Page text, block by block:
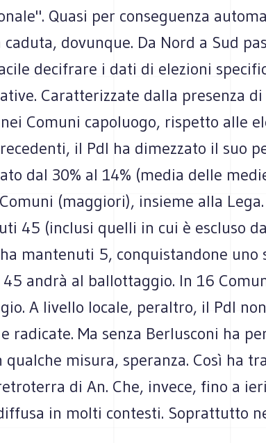
Quasi per conseguenza
dovunque. Da Nord a Sud
decifrare i dati di elezioni
Caratterizzate dalla presenza
Comuni capoluogo, rispetto alle
il Pdl ha dimezzato il suo
dal 30% al 14% (media delle
(maggiori), insieme alla
45 (inclusi quelli in cui è escluso
mantenuti 5, conquistandone uno
andrà al ballottaggio. In 16
A livello locale, peraltro, il Pdl
radicate. Ma senza Berlusconi ha
qualche misura, speranza. Così ha
di An. Che, invece, fino a
in molti contesti. Soprattutto